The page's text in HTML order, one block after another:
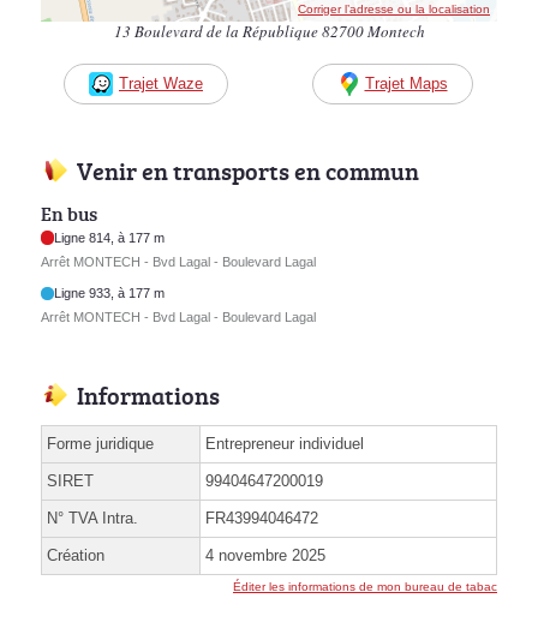
Corriger l’adresse ou la localisation
13 Boulevard de la République 82700 Montech
Trajet Waze Trajet Maps
Venir en transports en commun
En bus
Ligne 814, à 177 m
Arrêt MONTECH - Bvd Lagal - Boulevard Lagal
Ligne 933, à 177 m
Arrêt MONTECH - Bvd Lagal - Boulevard Lagal
Informations
Forme juridique Entrepreneur individuel
SIRET 99404647200019
N° TVA Intra. FR43994046472
Création 4 novembre 2025
Éditer les informations de mon bureau de tabac